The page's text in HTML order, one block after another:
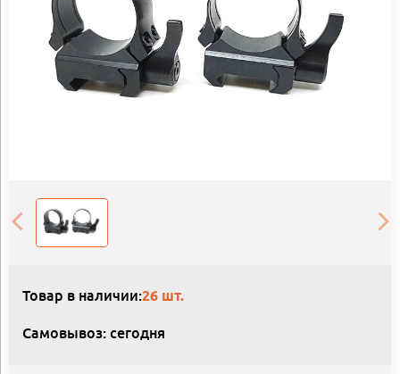
Товар в наличии:26 шт.
Самовывоз: сегодня